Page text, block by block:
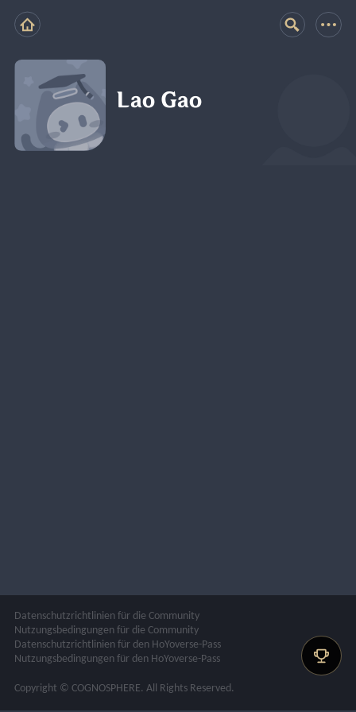
Lao Gao
Datenschutzrichtlinien für die Community
Nutzungsbedingungen für die Community
Datenschutzrichtlinien für den HoYoverse-Pass
Nutzungsbedingungen für den HoYoverse-Pass
Copyright © COGNOSPHERE. All Rights Reserved.